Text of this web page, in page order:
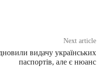
Next article
видачу українських
паспортів, але є нюанс